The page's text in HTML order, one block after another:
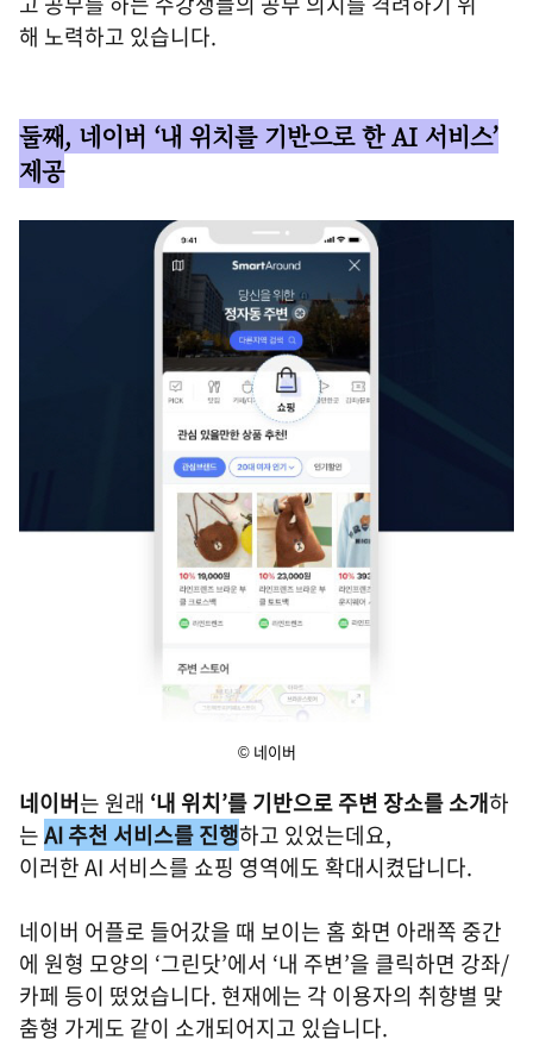
해 노력하고 있습니다.
둘째, 네이버 ‘내 위치를 기반으로 한 AI 서비스’
제공
© 네이버
네이버는 원래 ‘내 위치’를 기반으로 주변 장소를 소개하
는AI 추천 서비스를 진행하고 있었는데요,
이러한 AI 서비스를 쇼핑 영역에도 확대시켰답니다.
네이버 어플로 들어갔을 때 보이는 홈 화면 아래쪽 중간
에 원형 모양의 ‘그린닷’에서 ‘내 주변’을 클릭하면 강좌/
카페 등이 떴었습니다. 현재에는 각 이용자의 취향별 맞
춤형 가게도 같이 소개되어지고 있습니다.